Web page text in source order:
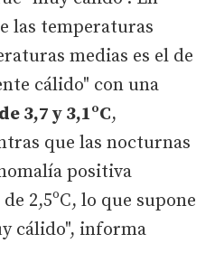
las temperaturas
medias es el de
cálido" con una
3,7 y 3,1ºC,
que las nocturnas
positiva
2,5ºC, lo que supone
cálido", informa